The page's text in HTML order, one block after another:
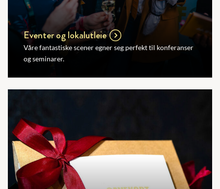
Eventer og lokalutleie
Våre fantastiske scener egner seg perfekt til konferanser
og seminarer.